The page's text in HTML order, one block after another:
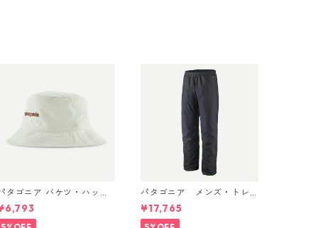
タゴニア バケツ・ハッ
33595 Text Logo: Bir
White
パタゴニア メンズ・トレ
ントシェル 3L・レイン・パ
ンツ（ショート） (カラー
Black) Patagonia Men's To
¥17,765